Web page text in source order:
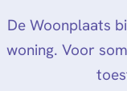
De Woonplaats
woning. Voor